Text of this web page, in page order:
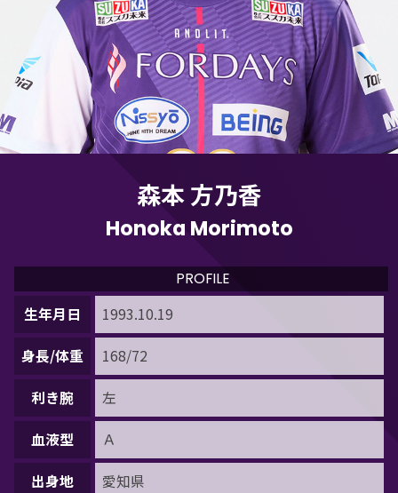
森本 方乃香
Honoka Morimoto
生年月日 1993.10.19
身長/体重 168/72
利き腕 左
血液型 Ａ
出身地 愛知県
PROFILE